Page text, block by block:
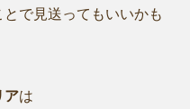
で見送ってもいいかも
アは